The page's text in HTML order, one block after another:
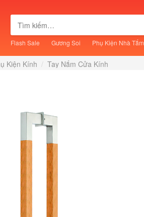
kiếm:
Flash Sale Gương Soi Phụ Kiện Nhà Tắm
Kiện Kính / Tay Nắm Cửa Kính